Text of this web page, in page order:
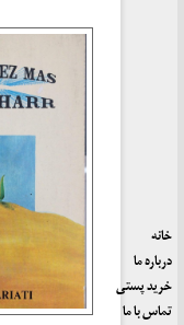
خانه
درباره ما
خرید پستی
تماس با ما